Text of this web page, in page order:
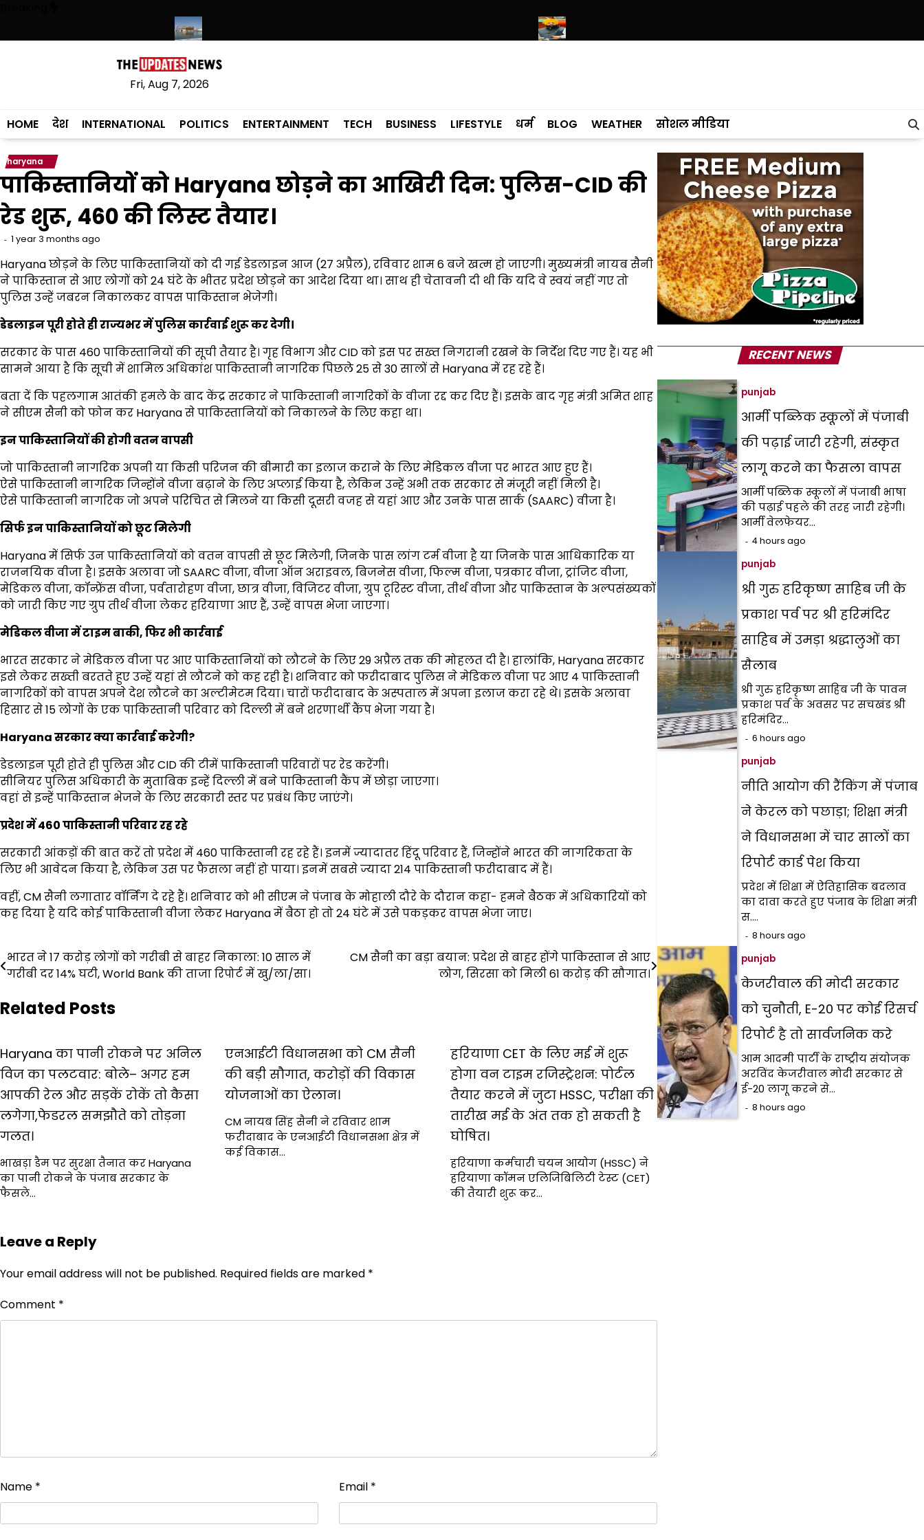
content
रहेगी, संस्कृत लागू करने का फैसला वापसश्री गुरु हरिकृष्ण साहिब जी के प्रकाश पर्व पर श्री हरिमंदिर साहिब में उमड़ा श्रद्धालुओं का सैलाब
Fri, Aug 7, 2026
HOME देश INTERNATIONAL POLITICS ENTERTAINMENT TECH BUSINESS LIFESTYLE धर्म BLOG WEATHER सोशल मीडिया
haryana
पाकिस्तानियों को Haryana छोड़ने का आखिरी दिन: पुलिस-CID की
रेड शुरू, 460 की लिस्ट तैयार।
1 year 3 months ago
Haryana छोड़ने के लिए पाकिस्तानियों को दी गई डेडलाइन आज (27 अप्रैल), रविवार शाम 6 बजे खत्म हो जाएगी। मुख्यमंत्री नायब सैनी
ने पाकिस्तान से आए लोगों को 24 घंटे के भीतर प्रदेश छोड़ने का आदेश दिया था। साथ ही चेतावनी दी थी कि यदि वे स्वयं नहीं गए तो
पुलिस उन्हें जबरन निकालकर वापस पाकिस्तान भेजेगी।
डेडलाइन पूरी होते ही राज्यभर में पुलिस कार्रवाई शुरू कर देगी।
सरकार के पास 460 पाकिस्तानियों की सूची तैयार है। गृह विभाग और CID को इस पर सख्त निगरानी रखने के निर्देश दिए गए हैं। यह भी
सामने आया है कि सूची में शामिल अधिकांश पाकिस्तानी नागरिक पिछले 25 से 30 सालों से Haryana में रह रहे हैं।
बता दें कि पहलगाम आतंकी हमले के बाद केंद्र सरकार ने पाकिस्तानी नागरिकों के वीजा रद्द कर दिए हैं। इसके बाद गृह मंत्री अमित शाह
ने सीएम सैनी को फोन कर Haryana से पाकिस्तानियों को निकालने के लिए कहा था।
इन पाकिस्तानियों की होगी वतन वापसी
जो पाकिस्तानी नागरिक अपनी या किसी परिजन की बीमारी का इलाज कराने के लिए मेडिकल वीजा पर भारत आए हुए हैं।
ऐसे पाकिस्तानी नागरिक जिन्होंने वीजा बढ़ाने के लिए अप्लाई किया है, लेकिन उन्हें अभी तक सरकार से मंजूरी नहीं मिली है।
ऐसे पाकिस्तानी नागरिक जो अपने परिचित से मिलने या किसी दूसरी वजह से यहां आए और उनके पास सार्क (SAARC) वीजा है।
सिर्फ इन पाकिस्तानियों को छूट मिलेगी
Haryana में सिर्फ उन पाकिस्तानियों को वतन वापसी से छूट मिलेगी, जिनके पास लांग टर्म वीजा है या जिनके पास आधिकारिक या
राजनयिक वीजा है। इसके अलावा जो SAARC वीजा, वीजा ऑन अराइवल, बिजनेस वीजा, फिल्म वीजा, पत्रकार वीजा, ट्रांजिट वीजा,
मेडिकल वीजा, कॉन्फ्रेंस वीजा, पर्वतारोहण वीजा, छात्र वीजा, विजिटर वीजा, ग्रुप टूरिस्ट वीजा, तीर्थ वीजा और पाकिस्तान के अल्पसंख्यकों
को जारी किए गए ग्रुप तीर्थ वीजा लेकर हरियाणा आए हैं, उन्हें वापस भेजा जाएगा।
मेडिकल वीजा में टाइम बाकी, फिर भी कार्रवाई
भारत सरकार ने मेडिकल वीजा पर आए पाकिस्तानियों को लौटने के लिए 29 अप्रैल तक की मोहलत दी है। हालांकि, Haryana सरकार
इसे लेकर सख्ती बरतते हुए उन्हें यहां से लौटने को कह रही है। शनिवार को फरीदाबाद पुलिस ने मेडिकल वीजा पर आए 4 पाकिस्तानी
नागरिकों को वापस अपने देश लौटने का अल्टीमेटम दिया। चारों फरीदाबाद के अस्पताल में अपना इलाज करा रहे थे। इसके अलावा
हिसार से 15 लोगों के एक पाकिस्तानी परिवार को दिल्ली में बने शरणार्थी कैंप भेजा गया है।
Haryana सरकार क्या कार्रवाई करेगी?
डेडलाइन पूरी होते ही पुलिस और CID की टीमें पाकिस्तानी परिवारों पर रेड करेंगी।
सीनियर पुलिस अधिकारी के मुताबिक इन्हें दिल्ली में बने पाकिस्तानी कैंप में छोड़ा जाएगा।
वहां से इन्हें पाकिस्तान भेजने के लिए सरकारी स्तर पर प्रबंध किए जाएंगे।
प्रदेश में 460 पाकिस्तानी परिवार रह रहे
सरकारी आंकड़ों की बात करें तो प्रदेश में 460 पाकिस्तानी रह रहे हैं। इनमें ज्यादातर हिंदू परिवार हैं, जिन्होंने भारत की नागरिकता के
लिए भी आवेदन किया है, लेकिन उस पर फैसला नहीं हो पाया। इनमें सबसे ज्यादा 214 पाकिस्तानी फरीदाबाद में हैं।
वहीं, CM सैनी लगातार वॉर्निंग दे रहे हैं। शनिवार को भी सीएम ने पंजाब के मोहाली दौरे के दौरान कहा- हमने बैठक में अधिकारियों को
कह दिया है यदि कोई पाकिस्तानी वीजा लेकर Haryana में बैठा हो तो 24 घंटे में उसे पकड़कर वापस भेजा जाए।
Post
navigation
भारत ने 17 करोड़ लोगों को गरीबी से बाहर निकाला: 10 साल में
गरीबी दर 14% घटी, World Bank की ताजा रिपोर्ट में खु/ला/सा।
CM सैनी का बड़ा बयान: प्रदेश से बाहर होंगे पाकिस्तान से आए
लोग, सिरसा को मिली 61 करोड़ की सौगात।
Related Posts
Haryana का पानी रोकने पर अनिल
विज का पलटवार: बोले– अगर हम
आपकी रेल और सड़कें रोकें तो कैसा
लगेगा,फेडरल समझौते को तोड़ना
गलत।
भाखड़ा डैम पर सुरक्षा तैनात कर Haryana
का पानी रोकने के पंजाब सरकार के
फैसले…
एनआईटी विधानसभा को CM सैनी
की बड़ी सौगात, करोड़ों की विकास
योजनाओं का ऐलान।
CM नायब सिंह सैनी ने रविवार शाम
फरीदाबाद के एनआईटी विधानसभा क्षेत्र में
कई विकास…
हरियाणा CET के लिए मई में शुरू
होगा वन टाइम रजिस्ट्रेशन: पोर्टल
तैयार करने में जुटा HSSC, परीक्षा की
तारीख मई के अंत तक हो सकती है
घोषित।
हरियाणा कर्मचारी चयन आयोग (HSSC) ने
हरियाणा कॉमन एलिजिबिलिटी टेस्ट (CET)
की तैयारी शुरू कर…
Leave a Reply
Your email address will not be published. Required fields are marked *
Comment *
Name * Email *
RECENT NEWS
punjab
आर्मी पब्लिक स्कूलों में पंजाबी
की पढ़ाई जारी रहेगी, संस्कृत
लागू करने का फैसला वापस
आर्मी पब्लिक स्कूलों में पंजाबी भाषा
की पढ़ाई पहले की तरह जारी रहेगी।
आर्मी वेलफेयर…
4 hours ago
punjab
श्री गुरु हरिकृष्ण साहिब जी के
प्रकाश पर्व पर श्री हरिमंदिर
साहिब में उमड़ा श्रद्धालुओं का
सैलाब
श्री गुरु हरिकृष्ण साहिब जी के पावन
प्रकाश पर्व के अवसर पर सचखंड श्री
हरिमंदिर…
6 hours ago
punjab
नीति आयोग की रैंकिंग में पंजाब
ने केरल को पछाड़ा; शिक्षा मंत्री
ने विधानसभा में चार सालों का
रिपोर्ट कार्ड पेश किया
प्रदेश में शिक्षा में ऐतिहासिक बदलाव
का दावा करते हुए पंजाब के शिक्षा मंत्री
स.…
8 hours ago
punjab
केजरीवाल की मोदी सरकार
को चुनौती, E-20 पर कोई रिसर्च
रिपोर्ट है तो सार्वजनिक करे
आम आदमी पार्टी के राष्ट्रीय संयोजक
अरविंद केजरीवाल मोदी सरकार से
ई-20 लागू करने से…
8 hours ago